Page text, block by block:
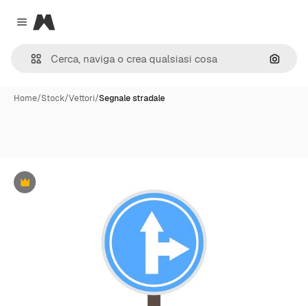
Close menu
Magnific
Cerca
Home/Stock/Vettori/Segnale stradale
Premium